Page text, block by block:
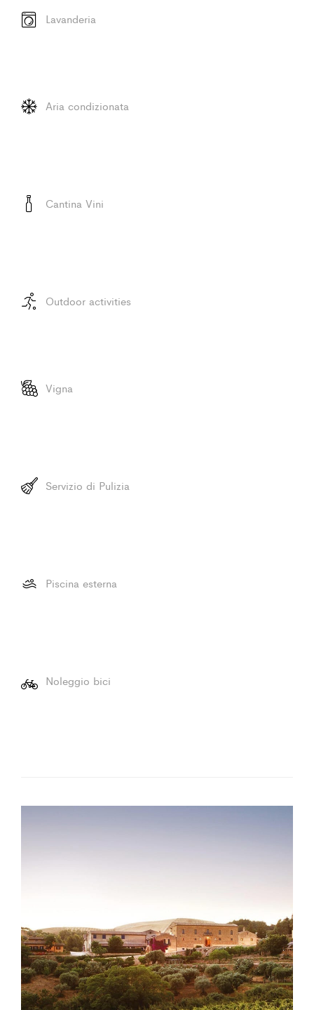
Lavanderia
Aria condizionata
Cantina Vini
Outdoor activities
Vigna
Servizio di Pulizia
Piscina esterna
Noleggio bici